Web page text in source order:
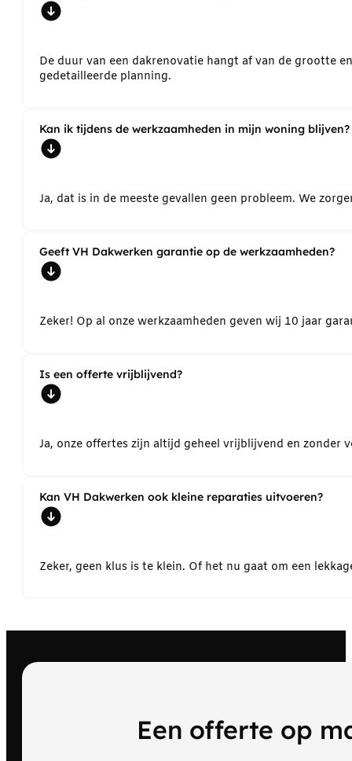
De duur van een dakrenovatie hangt af van de grootte
gedetailleerde planning.
Kan ik tijdens de werkzaamheden in mijn woning blijven?
Ja, dat is in de meeste gevallen geen probleem. We
Geeft VH Dakwerken garantie op de werkzaamheden?
Zeker! Op al onze werkzaamheden geven wij 10 jaar
Is een offerte vrijblijvend?
Ja, onze offertes zijn altijd geheel vrijblijvend en
Kan VH Dakwerken ook kleine reparaties uitvoeren?
Zeker, geen klus is te klein. Of het nu gaat om een
Een offerte op